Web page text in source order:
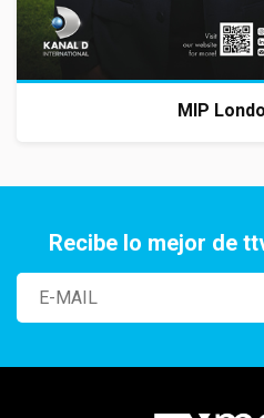
MIP
Recibe lo mejor de